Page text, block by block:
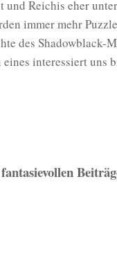
und Reichis eher
immer mehr
des Shadowblack-
interessiert uns